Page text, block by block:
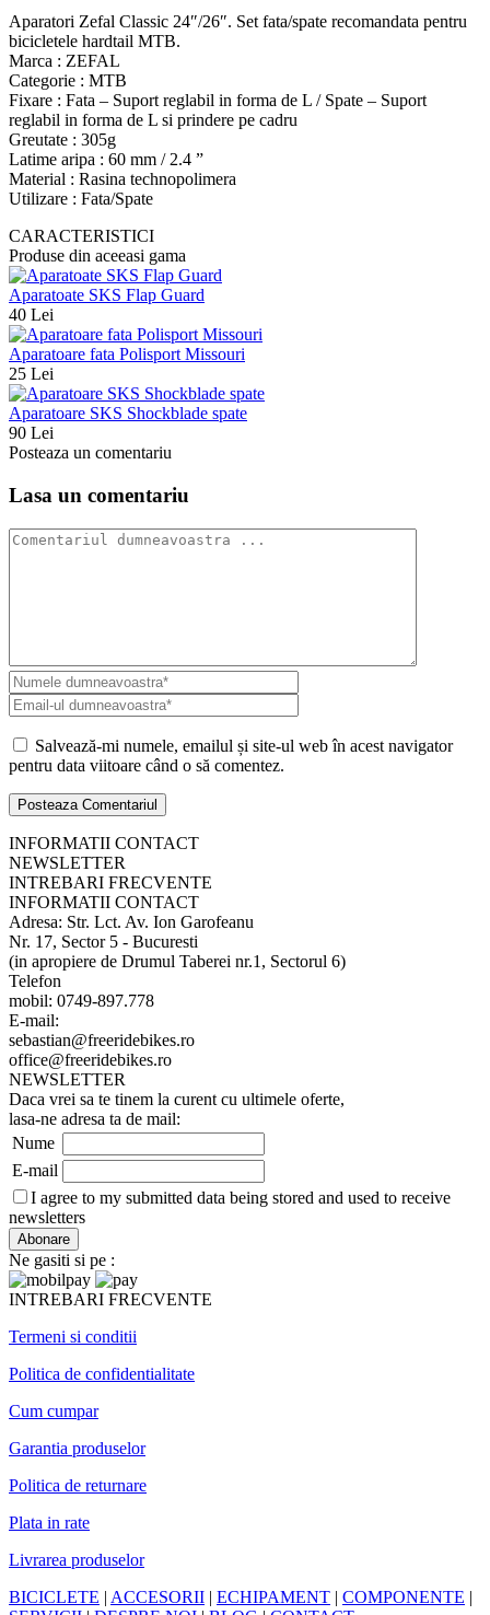
Aparatori Zefal Classic 24″/26″. Set fata/spate recomandata pentru
bicicletele hardtail MTB.
Marca : ZEFAL
Categorie : MTB
Fixare : Fata – Suport reglabil in forma de L / Spate – Suport
reglabil in forma de L si prindere pe cadru
Greutate : 305g
Latime aripa : 60 mm / 2.4 ”
Material : Rasina technopolimera
Utilizare : Fata/Spate
CARACTERISTICI
Produse din aceeasi gama
Aparatoate SKS Flap Guard
40 Lei
Aparatoare fata Polisport Missouri
25 Lei
Aparatoare SKS Shockblade spate
90 Lei
Posteaza un comentariu
Lasa un comentariu
Salvează-mi numele, emailul și site-ul web în acest navigator
pentru data viitoare când o să comentez.
INFORMATII CONTACT
NEWSLETTER
INTREBARI FRECVENTE
INFORMATII CONTACT
Adresa: Str. Lct. Av. Ion Garofeanu
Nr. 17, Sector 5 - Bucuresti
(in apropiere de Drumul Taberei nr.1, Sectorul 6)
Telefon
mobil: 0749-897.778
E-mail:
sebastian@freeridebikes.ro
office@freeridebikes.ro
NEWSLETTER
Daca vrei sa te tinem la curent cu ultimele oferte,
lasa-ne adresa ta de mail:
Nume
E-mail
I agree to my submitted data being stored and used to receive
newsletters
Ne gasiti si pe :
INTREBARI FRECVENTE
Termeni si conditii
Politica de confidentialitate
Cum cumpar
Garantia produselor
Politica de returnare
Plata in rate
Livrarea produselor
BICICLETE | ACCESORII | ECHIPAMENT | COMPONENTE |